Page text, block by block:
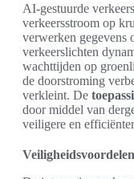
AI-gestuurde
verkeersstroom op
verwerken gegevens
verkeerslichten
wachttijden op
de doorstroming
verkleint. De
door middel van
veiligere en